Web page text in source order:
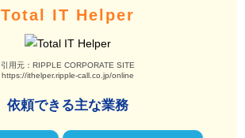
Total IT Helper
引用元：RIPPLE CORPORATE SITE
https://ithelper.ripple-call.co.jp/online
依頼できる主な業務